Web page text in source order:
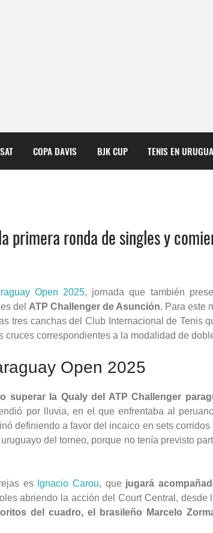
COPA DAVIS BJK CUP TENIS EN
primera ronda de singles y
Open 2025, jornada que también
del ATP Challenger de Asunción. Para este
tres canchas del Club Internacional de Tenis
correspondientes a la modalidad de
Open 2025
superar la Qualy del ATP Challenger
por lluvia, en el que enfrentaba al
definiendo a favor del incaico en sets corridos
del torneo, porque no tenía previsto
es Ignacio Carou, que jugará
abriendo la acción del Court Central, desde
del cuadro, el brasileño Marcelo